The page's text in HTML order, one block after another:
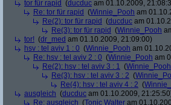
tor für rapid (ducduc am 01.10.2009,
Re: tor für rapid (Winnie_Pooh am
Re(2): tor für rapid (ducduc am
Re(3): tor für rapid (Winnie_Pooh
tor! (dr_med am 01.10.2009, 21:09:00)
hsv : tel aviv 1 : 0 (Winnie_Pooh am
Re: hsv : tel aviv 2 : 0 (Winnie_Pooh am
Re(2): hsv : tel aviv 3 : 1 (Winnie_Pooh
Re(3): hsv : tel aviv 3 : 2 (
Re(4): hsv : tel aviv 4 : 2 (
ausgleich (ducduc am 01.10.2009,
Re: ausgleich (Tonic Walter am